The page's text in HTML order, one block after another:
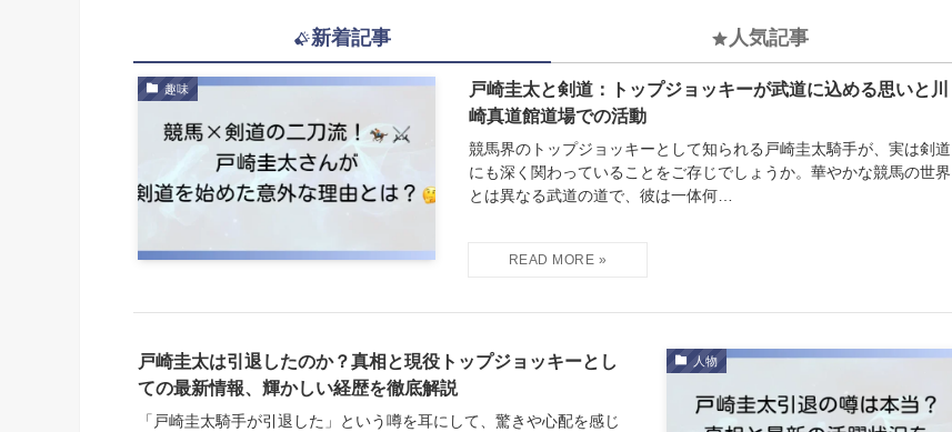
新着記事 人気記事
趣味
戸崎圭太と剣道：トップジョッキーが武道に込める思いと川
崎真道館道場での活動
競馬界のトップジョッキーとして知られる戸崎圭太騎手が、実は剣道
にも深く関わっていることをご存じでしょうか。華やかな競馬の世界
とは異なる武道の道で、彼は一体何…
人物
戸崎圭太は引退したのか？真相と現役トップジョッキーとし
ての最新情報、輝かしい経歴を徹底解説
「戸崎圭太騎手が引退した」という噂を耳にして、驚きや心配を感じ